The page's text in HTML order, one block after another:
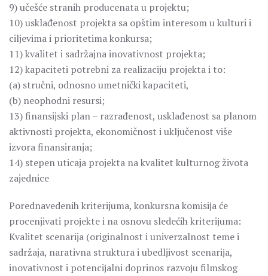
9) učešće stranih producenata u projektu;
10) usklađenost projekta sa opštim interesom u kulturi i
ciljevima i prioritetima konkursa;
11) kvalitet i sadržajna inovativnost projekta;
12) kapaciteti potrebni za realizaciju projekta i to:
(a) stručni, odnosno umetnički kapaciteti,
(b) neophodni resursi;
13) finansijski plan – razrađenost, usklađenost sa planom
aktivnosti projekta, ekonomičnost i uključenost više
izvora finansiranja;
14) stepen uticaja projekta na kvalitet kulturnog života
zajednice
Porednavedenih kriterijuma, konkursna komisiјa će
procenjivati proјekte i na osnovu sledećih kriteriјuma:
Kvalitet scenarija (originalnost i univerzalnost teme i
sadržaja, narativna struktura i ubedljivost scenariјa,
inovativnost i potenciјalni doprinos razvoјu filmskog